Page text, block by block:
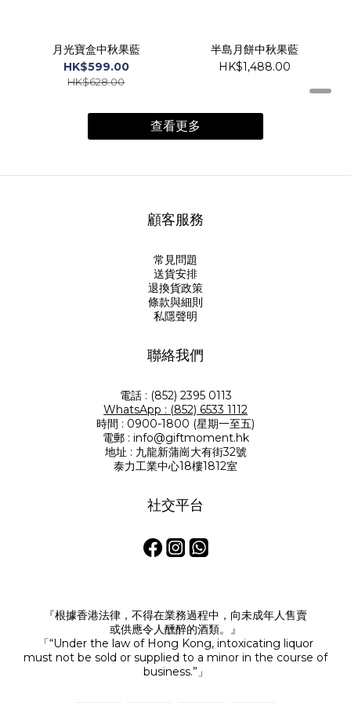
月光寶盒中秋果藍
HK$599.00
HK$628.00
半島月餅中秋果藍
HK$1,488.00
查看更多
顧客服務
常見問題
送貨安排
退換貨政策
條款與細則
私隱聲明
聯絡我們
電話 : (852) 2395 0113
WhatsApp : (852) 6533 1112
時間 : 0900-1800 (星期一至五)
電郵 : info@giftmoment.hk
地址 : 九龍新蒲崗大有街32號
泰力工業中心18樓1812室
社交平台
『根據香港法律，不得在業務過程中，向未成年人售賣
或供應令人醺醉的酒類。』
「“Under the law of Hong Kong, intoxicating liquor
must not be sold or supplied to a minor in the course of
business.”」